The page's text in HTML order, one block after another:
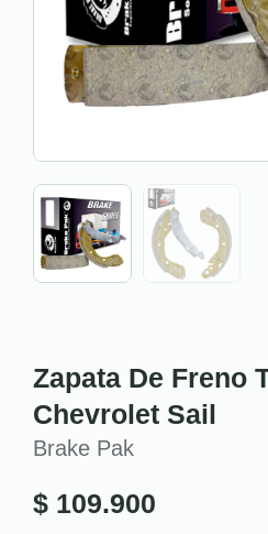
Zapata De Freno
Chevrolet Sail
Brake Pak
$ 109.900